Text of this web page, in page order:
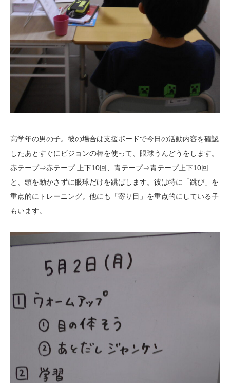
高学年の男の子。彼の場合は支援ボードで今日の活動内容を確認
したあとすぐにビジョンの棒を使って、眼球うんどうをします。
赤テープ⇒赤テープ 上下10回、青テープ⇒青テープ上下10回
と、頭を動かさずに眼球だけを跳ばします。彼は特に「跳び」を
重点的にトレーニング。他にも「寄り目」を重点的にしている子
もいます。